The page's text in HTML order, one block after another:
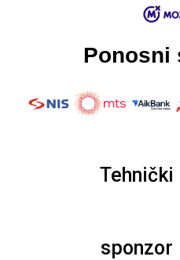
Ponosni
Tehnički
sponzor